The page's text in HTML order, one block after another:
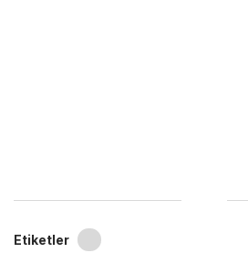
Etiketler